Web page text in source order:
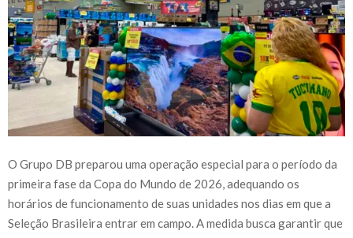
O Grupo DB preparou uma operação especial para o período da
primeira fase da Copa do Mundo de 2026, adequando os
horários de funcionamento de suas unidades nos dias em que a
Seleção Brasileira entrar em campo. A medida busca garantir que